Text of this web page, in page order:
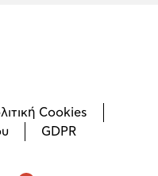
Cookies
GDPR